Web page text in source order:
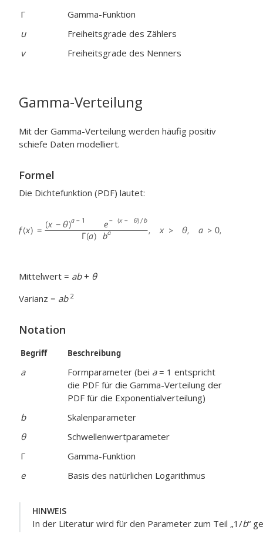
Γ
Gamma-Funktion
u
Freiheitsgrade des Zählers
v
Freiheitsgrade des Nenners
Gamma-Verteilung
Mit der Gamma-Verteilung werden häufig positiv
schiefe Daten modelliert.
Formel
Die Dichtefunktion (PDF) lautet:
Mittelwert = ab+ θ
Varianz = ab 2
Notation
Begriff Beschreibung
a Formparameter (bei a= 1 entspricht
die PDF für die Gamma-Verteilung der
PDF für die Exponentialverteilung)
b
Skalenparameter
θ
Schwellenwertparameter
Γ
Gamma-Funktion
e
Basis des natürlichen Logarithmus
HINWEIS
In der Literatur wird für den Parameter zum Teil „1/b“